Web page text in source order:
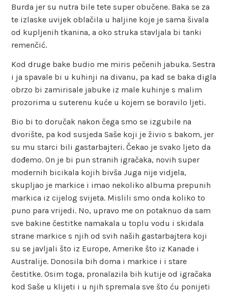
Burda jer su nutra bile tete super obučene. Baka se za
te izlaske uvijek oblačila u haljine koje je sama šivala
od kupljenih tkanina, a oko struka stavljala bi tanki
remenčić.
Kod druge bake budio me miris pečenih jabuka. Sestra
i ja spavale bi u kuhinji na divanu, pa kad se baka digla
obrzo bi zamirisale jabuke iz male kuhinje s malim
prozorima u suterenu kuće u kojem se boravilo ljeti.
Bio bi to doručak nakon čega smo se izgubile na
dvorište, pa kod susjeda Saše koji je živio s bakom, jer
su mu starci bili gastarbajteri. Čekao je svako ljeto da
dođemo. On je bi pun stranih igračaka, novih super
modernih bicikala kojih bivša Juga nije vidjela,
skupljao je markice i imao nekoliko albuma prepunih
markica iz cijelog svijeta. Mislili smo onda koliko to
puno para vrijedi. No, upravo me on potaknuo da sam
sve bakine čestitke namakala u toplu vodu i skidala
strane markice s njih od svih naših gastarbajtera koji
su se javljali što iz Europe, Amerike što iz Kanade i
Australije. Donosila bih doma i markice i i stare
čestitke. Osim toga, pronalazila bih kutije od igračaka
kod Saše u klijeti i u njih spremala sve što ću ponijeti